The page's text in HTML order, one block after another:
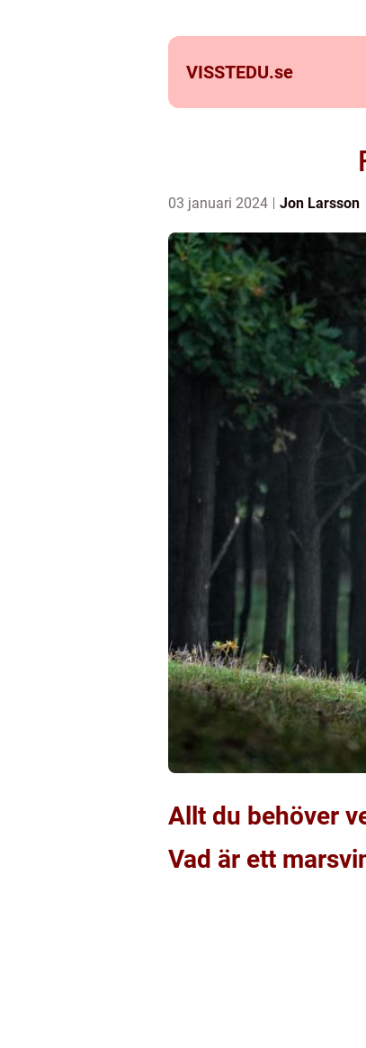
VISSTEDU.se
03 januari 2024 Jon Larsson
Allt du behöver
Vad är ett